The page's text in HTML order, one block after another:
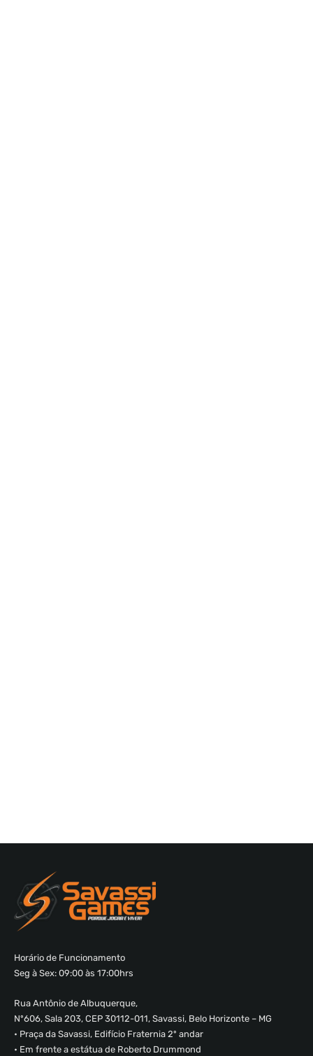
Horário de Funcionamento
Seg à Sex: 09:00 às 17:00hrs
Rua Antônio de Albuquerque,
Nº606, Sala 203, CEP 30112-011, Savassi, Belo Horizonte – MG
• Praça da Savassi, Edifício Fraternia 2º andar
• Em frente a estátua de Roberto Drummond